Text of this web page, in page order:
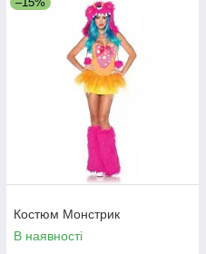
Костюм Монстрик
В наявності